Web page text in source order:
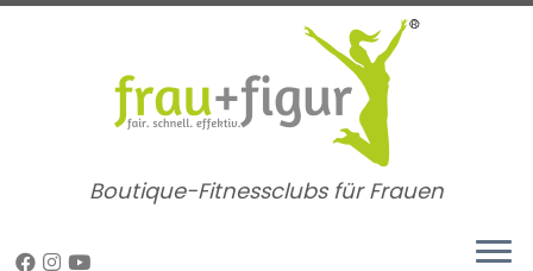
Zum
Boutique-Fitnessclubs für Frauen